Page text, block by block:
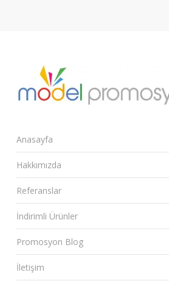
Anasayfa
Hakkımızda
Referanslar
İndirimli Ürünler
Promosyon Blog
İletişim